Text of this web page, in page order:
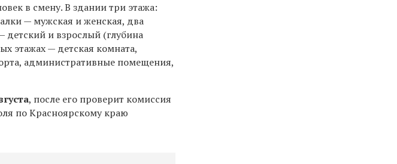
в смену. В здании три этажа:
— мужская и женская, два
и взрослый (глубина
этажах — детская комната,
административные помещения,
, после его проверит комиссия
по Красноярскому краю